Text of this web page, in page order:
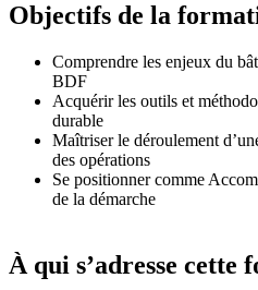
Objectifs de la
Comprendre les enjeux du
BDF
Acquérir les outils et
durable
Maîtriser le déroulement
des opérations
Se positionner comme
de la démarche
À qui s’adresse cette